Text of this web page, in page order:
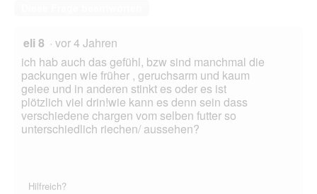
eli 8 · vor 4 Jahren
ich hab auch das gefühl, bzw sind manchmal die
packungen wie früher , geruchsarm und kaum
gelee und in anderen stinkt es oder es ist
plötzlich viel drin!wie kann es denn sein dass
verschiedene chargen vom selben futter so
unterschiedlich riechen/ aussehen?
Hilfreich?